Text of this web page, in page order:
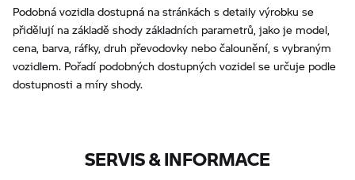
Podobná vozidla dostupná na stránkách s detaily výrobku se
přidělují na základě shody základních parametrů, jako je model,
cena, barva, ráfky, druh převodovky nebo čalounění, s vybraným
vozidlem. Pořadí podobných dostupných vozidel se určuje podle
dostupnosti a míry shody.
SERVIS & INFORMACE